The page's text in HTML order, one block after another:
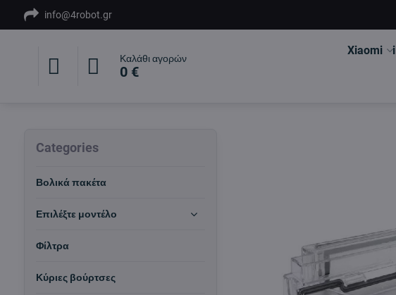
info@4robot.gr
Καλάθι αγορών
0 €
Xiaomi
Categories
Βολικά πακέτα
Επιλέξτε μοντέλο
Φίλτρα
Κύριες βούρτσες